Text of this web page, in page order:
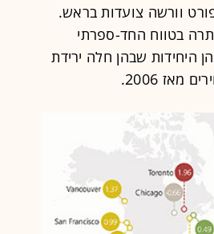
5%, כשמינכן, פרנקפורט וורשה צועדות בראש.
בטווח החד-ספרתי
היחידות שבהן חלה ירידת
2006.